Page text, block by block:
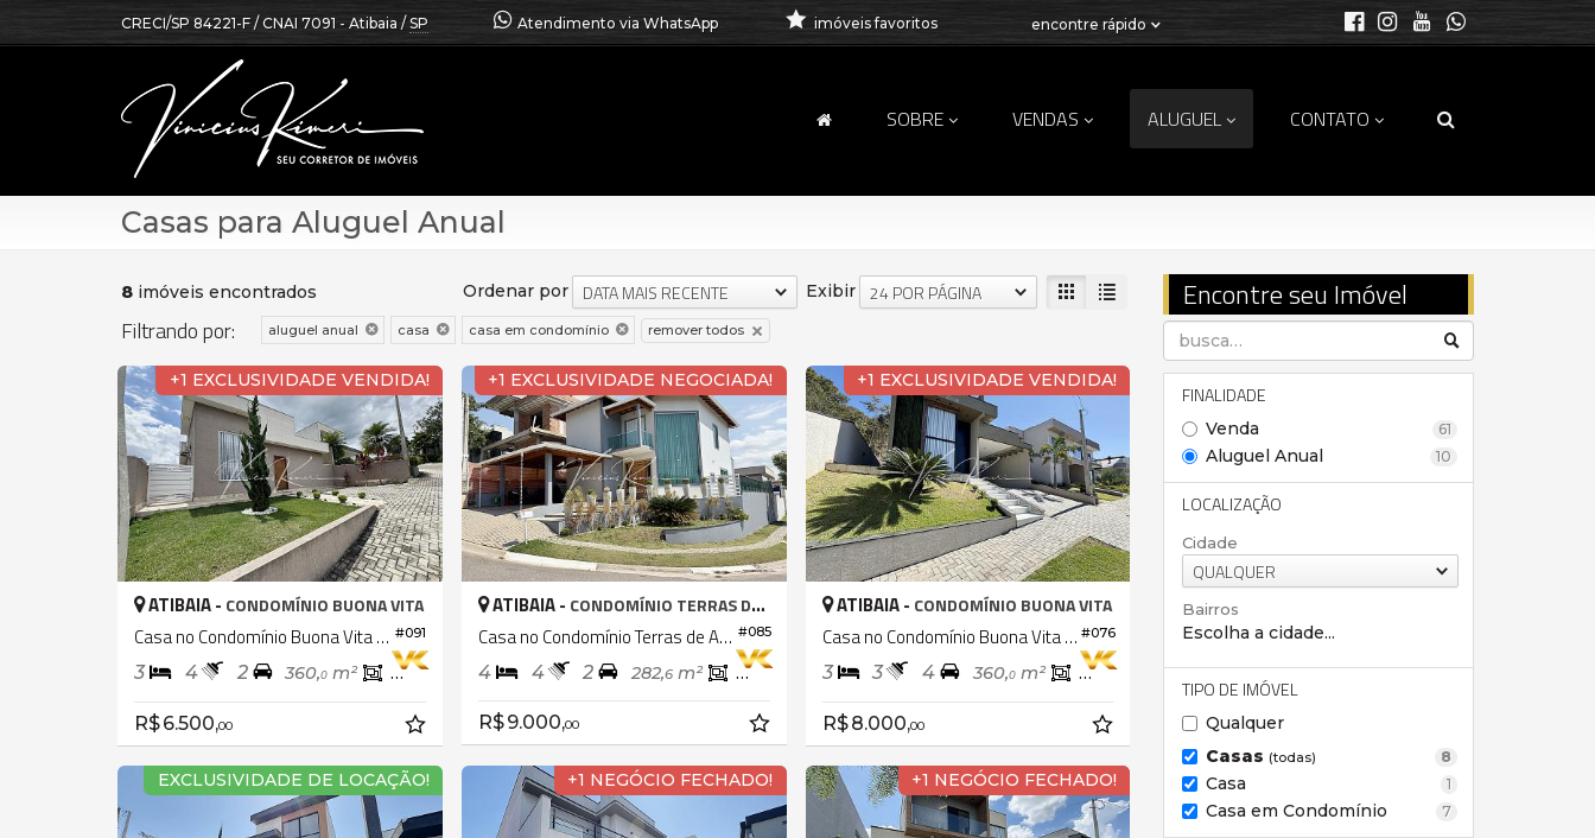
CRECI/SP 84221-F / CNAI 7091 - Atibaia / SP Atendimento via WhatsApp encontre rápido
imóveis favoritos
SOBRE VENDAS ALUGUEL CONTATO
Casas para Aluguel Anual
Encontre seu Imóvel
FINALIDADE
Venda 61
Aluguel Anual 10
LOCALIZAÇÃO
Cidade
QUALQUER
Bairros
Escolha a cidade...
TIPO DE IMÓVEL
Qualquer
Casas (todas) 8
Casa 1
Casa em Condomínio 7
8 imóveis encontrados Exibir 24 POR PÁGINA
Ordenar por DATA MAIS RECENTE
Filtrando por: aluguel anual casa casa em condomínio remover todos
+1 EXCLUSIVIDADE VENDIDA!
#091
ATIBAIA - CONDOMÍNIO BUONA VITA
Casa no Condomínio Buona Vita Atibaia
3 4 2 360,0 m² 142,
R$ 6.500,00
+1 EXCLUSIVIDADE NEGOCIADA!
#085
ATIBAIA - CONDOMÍNIO TERRAS DE ATIBAIA I
Casa no Condomínio Terras de Atibaia 1
4 4 2 282,6 m² 245,
R$ 9.000,00
+1 EXCLUSIVIDADE VENDIDA!
#076
ATIBAIA - CONDOMÍNIO BUONA VITA
Casa no Condomínio Buona Vita Atibaia
3 3 4 360,0 m² 187,
R$ 8.000,00
EXCLUSIVIDADE DE LOCAÇÃO! +1 NEGÓCIO FECHADO! +1 NEGÓCIO FECHADO!